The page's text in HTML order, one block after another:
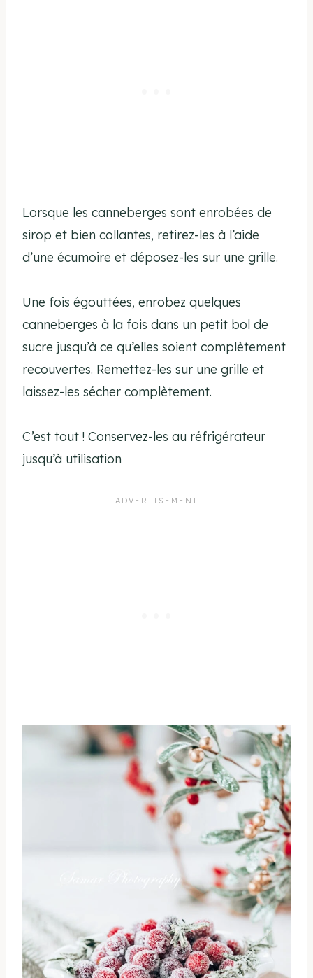
Lorsque les canneberges sont enrobées de
sirop et bien collantes, retirez-les à l’aide
d’une écumoire et déposez-les sur une grille.
Une fois égouttées, enrobez quelques
canneberges à la fois dans un petit bol de
sucre jusqu’à ce qu’elles soient complètement
recouvertes. Remettez-les sur une grille et
laissez-les sécher complètement.
C’est tout ! Conservez-les au réfrigérateur
jusqu’à utilisation